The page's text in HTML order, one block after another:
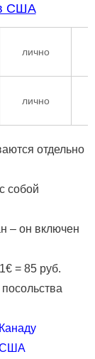
США
лично
лично
отдельно
собой
– он включен
= 85 руб.
США